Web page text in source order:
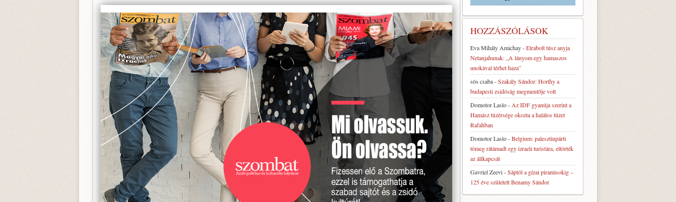
HOZZÁSZÓLÁSOK
Eva Mihály Amichay-Elrabolt túsz anyja
Netanjahunak: „A lányom egy hamaszos
unokával térhet haza”
sós csaba-Szakály Sándor: Horthy a
budapesti zsidóság megmentője volt
Domotor Laslo- Az IDF gyanúja szerint a
Hamász tüzérsége okozta a halálos tüzet
Rafahban
Domotor Laslo-Belgium: palesztinpárti
tömeg rátámadt egy izraeli turistára, eltörték
az állkapcsát
Gavriel Zeevi-Sáptól a gízai piramisokig –
125 éve született Benamy Sándor